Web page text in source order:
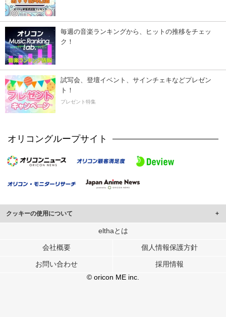
毎週の音楽ランキングから、ヒットの推移をチェッ
ク！
試写会、登壇イベント、サインチェキなどプレゼン
ト！
プレゼント特集
オリコングループサイト
クッキーの使用について
このサイトでは Cookie を使用して、ユーザーに合わせたコンテンツや広告の
行っています。
メディアや広告配信、データ解析の各パートナーに提供しています。
ユーザーが各パートナーのサービスを使用したときに収集した他の情報を組み
elthaとは
会社概要 個人情報保護方針
お問い合わせ
採用情報
© oricon ME inc.